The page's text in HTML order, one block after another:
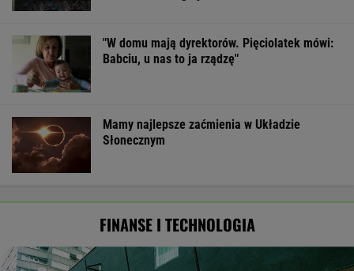
"W domu mają dyrektorów. Pięciolatek mówi:
Babciu, u nas to ja rządzę"
Mamy najlepsze zaćmienia w Układzie
Słonecznym
FINANSE I TECHNOLOGIA